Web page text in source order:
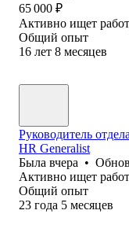
65 000 ₽
Активно ищет
Общий опыт
16 лет 8 месяцев
Руководитель
HR Generalist
Была вчера •
Активно ищет
Общий опыт
23 года 5 месяцев